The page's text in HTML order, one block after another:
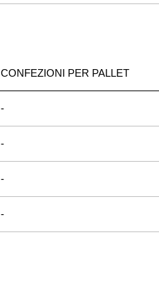
CONFEZIONI PER PALLET
-
-
-
-